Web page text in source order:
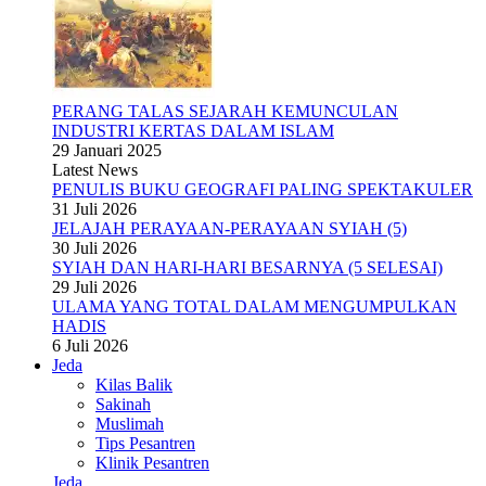
PERANG TALAS SEJARAH KEMUNCULAN
INDUSTRI KERTAS DALAM ISLAM
29 Januari 2025
Latest News
PENULIS BUKU GEOGRAFI PALING SPEKTAKULER
31 Juli 2026
JELAJAH PERAYAAN-PERAYAAN SYIAH (5)
30 Juli 2026
SYIAH DAN HARI-HARI BESARNYA (5 SELESAI)
29 Juli 2026
ULAMA YANG TOTAL DALAM MENGUMPULKAN
HADIS
6 Juli 2026
Jeda
Kilas Balik
Sakinah
Muslimah
Tips Pesantren
Klinik Pesantren
Jeda